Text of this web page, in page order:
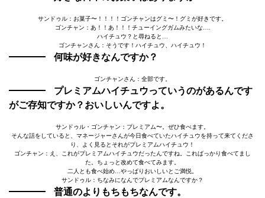
サンドゥル：お菓子〜！！！！ゴンチャンはグミ〜！グミが好きです。
ゴンチャン：あ！！あ！！！チューイングガムみたいな….
ハイチュウ？と尋ねると…
ゴンチャンさん：そうです！ハイチュウ、ハイチュウ！
何味が好きなんですか？
ゴンチャンさん：全部です。
プレミアムハイチュウっていうのがあるんです
がご存知ですか？おいしいんですよ。
サンドゥル・ゴンチャン：プレミアム〜。ぜひ食べます。
そんな話をしていると、マネージャーさんが今日食べていたハイチュウを持って来てくださ
り、よく見るとそれがプレミアムハイチュウ！
ゴンチャン：え、これがプレミアムハイチュウだったんですね。こればっかり食べてまし
た。ちょっと改めて食べてみます。
二人とも食べ始め…やっぱりおいしいとご満悦。
サンドゥル：ちなみになんでプレミアムなんですか？
普通のよりもちもちなんです。